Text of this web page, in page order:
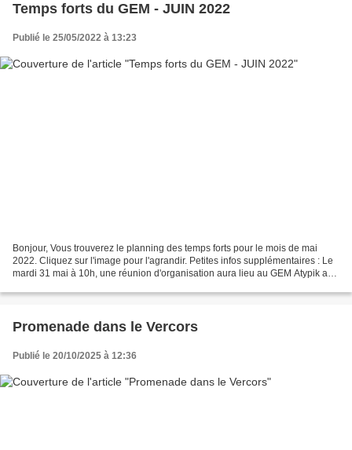
Temps forts du GEM - JUIN 2022
Publié le 25/05/2022 à 13:23
Bonjour, Vous trouverez le planning des temps forts pour le mois de mai
2022. Cliquez sur l'image pour l'agrandir. Petites infos supplémentaires : Le
mardi 31 mai à 10h, une réunion d'organisation aura lieu au GEM Atypik au
Promenade dans le Vercors
Publié le 20/10/2025 à 12:36